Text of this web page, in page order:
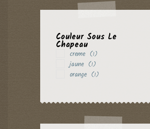
Couleur Sous Le
Chapeau
creme (1)
jaune (1)
orange (1)